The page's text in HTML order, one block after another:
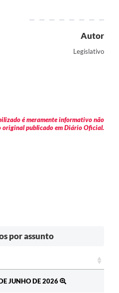
Autor
Legislativo
é meramente informativo não
original publicado em Diário Oficial.
por assunto
JUNHO DE 2026